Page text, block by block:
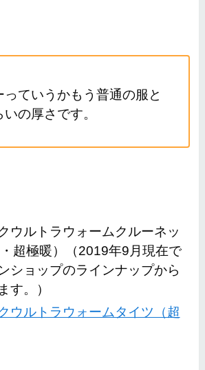
っていうかもう普通の服と
いの厚さです。
ウルトラウォームクルーネッ
超極暖）（2019年9月現在で
ショップのラインナップから
す。）
ウルトラウォームタイツ（超